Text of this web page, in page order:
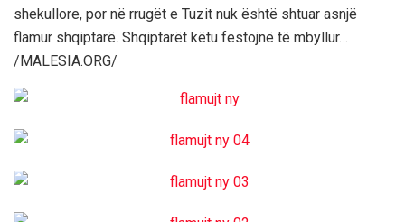
shekullore, por në rrugët e Tuzit nuk është shtuar asnjë
flamur shqiptarë. Shqiptarët këtu festojnë të mbyllur…
/MALESIA.ORG/